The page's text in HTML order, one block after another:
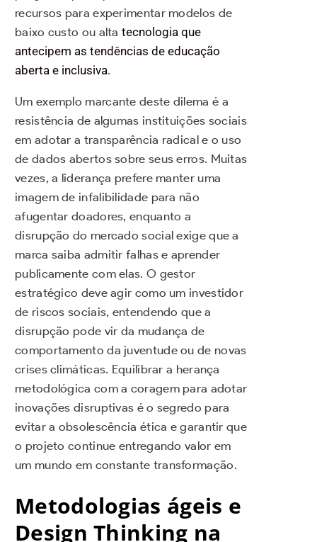
recursos para experimentar modelos de
baixo custo ou altatecnologia que
antecipem as tendências de educação
aberta e inclusiva.
Um exemplo marcante deste dilema é a
resistência de algumas instituições sociais
em adotar a transparência radical e o uso
de dados abertos sobre seus erros. Muitas
vezes, a liderança prefere manter uma
imagem de infalibilidade para não
afugentar doadores, enquanto a
disrupção do mercado social exige que a
marca saiba admitir falhas e aprender
publicamente com elas. O gestor
estratégico deve agir como um investidor
de riscos sociais, entendendo que a
disrupção pode vir da mudança de
comportamento da juventude ou de novas
crises climáticas. Equilibrar a herança
metodológica com a coragem para adotar
inovações disruptivas é o segredo para
evitar a obsolescência ética e garantir que
o projeto continue entregando valor em
um mundo em constante transformação.
Metodologias ágeis e
Design Thinking na